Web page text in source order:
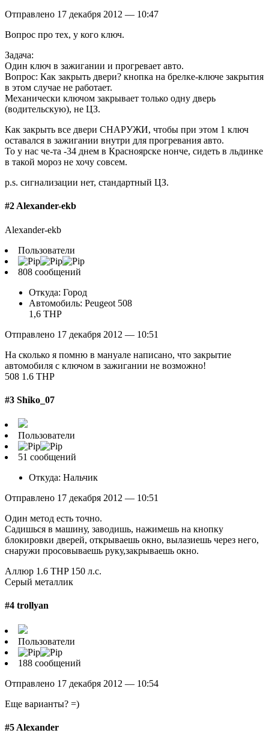
Отправлено 17 декабря 2012 — 10:47
Вопрос про тех, у кого ключ.
Задача:
Один ключ в зажигании и прогревает авто.
Вопрос: Как закрыть двери? кнопка на брелке-ключе закрытия
в этом случае не работает.
Механически ключом закрывает только одну дверь
(водительскую), не ЦЗ.
Как закрыть все двери СНАРУЖИ, чтобы при этом 1 ключ
оставался в зажигании внутри для прогревания авто.
То у нас че-та -34 днем в Красноярске нонче, сидеть в льдинке
в такой мороз не хочу совсем.
p.s. сигнализации нет, стандартный ЦЗ.
#2 Alexander-ekb
Alexander-ekb
Пользователи
808 сообщений
Откуда: Город
Автомобиль: Peugeot 508
1,6 THP
Отправлено 17 декабря 2012 — 10:51
На сколько я помню в мануале написано, что закрытие
автомобиля с ключом в зажигании не возможно!
508 1.6 THP
#3 Shiko_07
Пользователи
51 сообщений
Откуда: Нальчик
Отправлено 17 декабря 2012 — 10:51
Один метод есть точно.
Садишься в машину, заводишь, нажимешь на кнопку
блокировки дверей, открываешь окно, вылазиешь через него,
снаружи просовываешь руку,закрываешь окно.
Аллюр 1.6 THP 150 л.с.
Серый металлик
#4 trollyan
Пользователи
188 сообщений
Отправлено 17 декабря 2012 — 10:54
Еще варианты? =)
#5 Alexander